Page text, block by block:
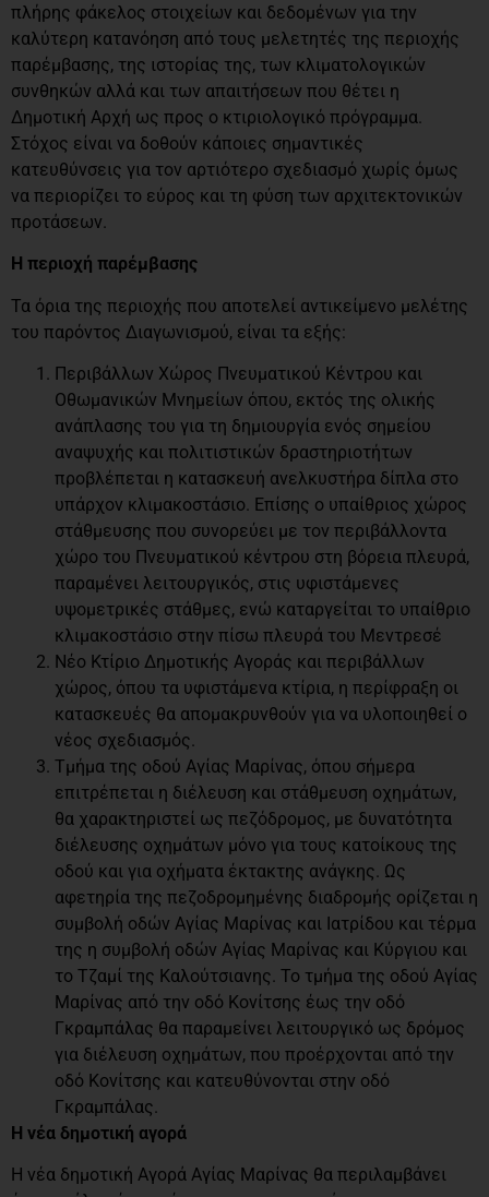
πλήρης φάκελος στοιχείων και δεδομένων για την
καλύτερη κατανόηση από τους μελετητές της περιοχής
παρέμβασης, της ιστορίας της, των κλιματολογικών
συνθηκών αλλά και των απαιτήσεων που θέτει η
Δημοτική Αρχή ως προς ο κτιριολογικό πρόγραμμα.
Στόχος είναι να δοθούν κάποιες σημαντικές
κατευθύνσεις για τον αρτιότερο σχεδιασμό χωρίς όμως
να περιορίζει το εύρος και τη φύση των αρχιτεκτονικών
προτάσεων.
Η περιοχή παρέμβασης
Τα όρια της περιοχής που αποτελεί αντικείμενο μελέτης
του παρόντος Διαγωνισμού, είναι τα εξής:
Περιβάλλων Χώρος Πνευματικού Κέντρου και
Οθωμανικών Μνημείων όπου, εκτός της ολικής
ανάπλασης του για τη δημιουργία ενός σημείου
αναψυχής και πολιτιστικών δραστηριοτήτων
προβλέπεται η κατασκευή ανελκυστήρα δίπλα στο
υπάρχον κλιμακοστάσιο. Επίσης ο υπαίθριος χώρος
στάθμευσης που συνορεύει με τον περιβάλλοντα
χώρο του Πνευματικού κέντρου στη βόρεια πλευρά,
παραμένει λειτουργικός, στις υφιστάμενες
υψομετρικές στάθμες, ενώ καταργείται το υπαίθριο
κλιμακοστάσιο στην πίσω πλευρά του Μεντρεσέ
Νέο Κτίριο Δημοτικής Αγοράς και περιβάλλων
χώρος, όπου τα υφιστάμενα κτίρια, η περίφραξη οι
κατασκευές θα απομακρυνθούν για να υλοποιηθεί ο
νέος σχεδιασμός.
Τμήμα της οδού Αγίας Μαρίνας, όπου σήμερα
επιτρέπεται η διέλευση και στάθμευση οχημάτων,
θα χαρακτηριστεί ως πεζόδρομος, με δυνατότητα
διέλευσης οχημάτων μόνο για τους κατοίκους της
οδού και για οχήματα έκτακτης ανάγκης. Ως
αφετηρία της πεζοδρομημένης διαδρομής ορίζεται η
συμβολή οδών Αγίας Μαρίνας και Ιατρίδου και τέρμα
της η συμβολή οδών Αγίας Μαρίνας και Κύργιου και
το Τζαμί της Καλούτσιανης. Το τμήμα της οδού Αγίας
Μαρίνας από την οδό Κονίτσης έως την οδό
Γκραμπάλας θα παραμείνει λειτουργικό ως δρόμος
για διέλευση οχημάτων, που προέρχονται από την
οδό Κονίτσης και κατευθύνονται στην οδό
Γκραμπάλας.
Η νέα δημοτική αγορά
Η νέα δημοτική Αγορά Αγίας Μαρίνας θα περιλαμβάνει